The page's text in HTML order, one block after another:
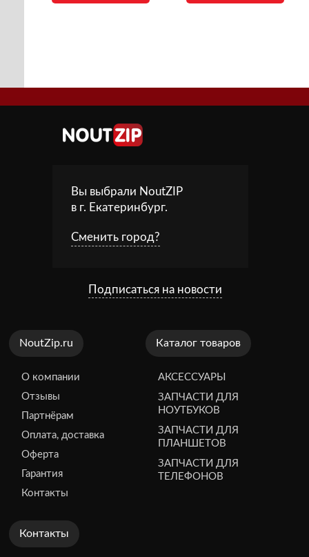
Вы выбрали NoutZIP
в г. Екатеринбург.
Сменить город?
Подписаться на новости
NoutZip.ru
О компании
Отзывы
Партнёрам
Оплата, доставка
Оферта
Гарантия
Контакты
Каталог товаров
АКСЕССУАРЫ
ЗАПЧАСТИ ДЛЯ
НОУТБУКОВ
ЗАПЧАСТИ ДЛЯ
ПЛАНШЕТОВ
ЗАПЧАСТИ ДЛЯ
ТЕЛЕФОНОВ
Контакты